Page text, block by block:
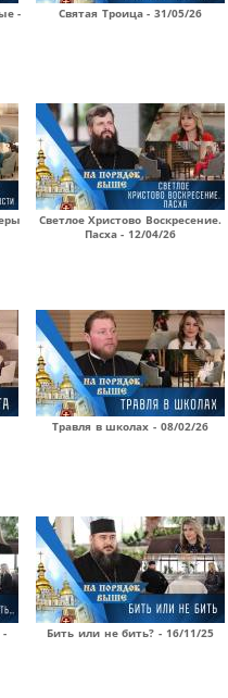
-
Святая Троица - 31/05/26
Светлое Христово Воскресение.
Пасха - 12/04/26
Травля в школах - 08/02/26
-
Бить или не бить? - 16/11/25